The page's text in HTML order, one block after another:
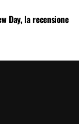
Day, la recensione